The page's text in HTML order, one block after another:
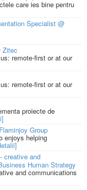
care ies bine pentru
Specialist @
Zitec
remote-first or at our
remote-first or at our
proiecte de
Group
enjoys helping
creative and
Human Strategy
and communications